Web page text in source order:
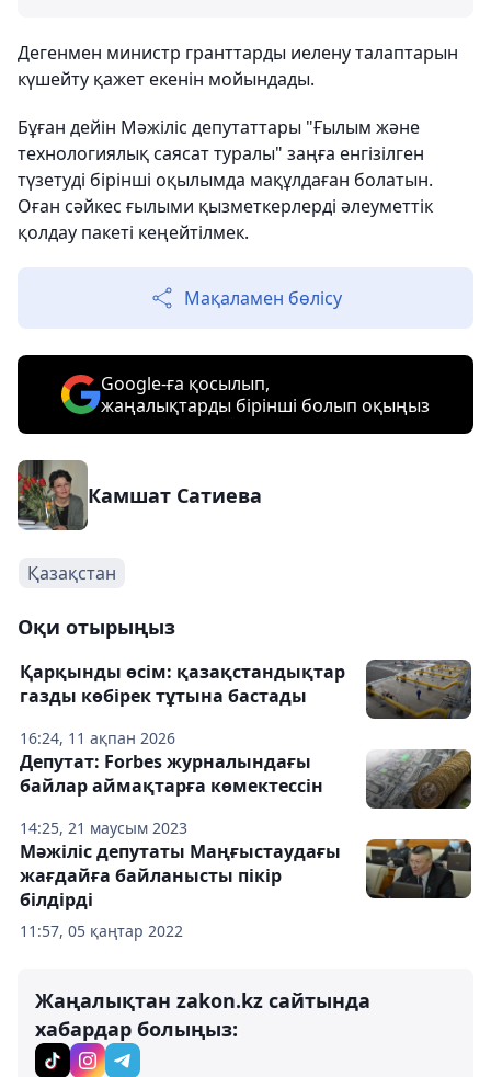
Дегенмен министр гранттарды иелену талаптарын
күшейту қажет екенін мойындады.
Бұған дейін Мәжіліс депутаттары "Ғылым және
технологиялық саясат туралы" заңға енгізілген
түзетуді бірінші оқылымда мақұлдаған болатын.
Оған сәйкес ғылыми қызметкерлерді әлеуметтік
қолдау пакеті кеңейтілмек.
Мақаламен бөлісу
Google-ға қосылып,
жаңалықтарды бірінші болып оқыңыз
Камшат Сатиева
Қазақстан
Оқи отырыңыз
16:24, 11 ақпан 2026
Қарқынды өсім: қазақстандықтар
газды көбірек тұтына бастады
14:25, 21 маусым 2023
Депутат: Forbes журналындағы
байлар аймақтарға көмектессін
11:57, 05 қаңтар 2022
Мәжіліс депутаты Маңғыстаудағы
жағдайға байланысты пікір
білдірді
Жаңалықтан zakon.kz сайтында
хабардар болыңыз: